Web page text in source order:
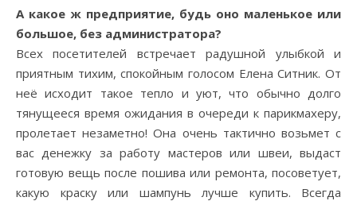
А какое ж предприятие, будь оно маленькое или
большое, без администратора?
Всех посетителей встречает радушной улыбкой и
приятным тихим, спокойным голосом Елена Ситник. От
неё исходит такое тепло и уют, что обычно долго
тянущееся время ожидания в очереди к парикмахеру,
пролетает незаметно! Она очень тактично возьмет с
вас денежку за работу мастеров или швеи, выдаст
готовую вещь после пошива или ремонта, посоветует,
какую краску или шампунь лучше купить. Всегда